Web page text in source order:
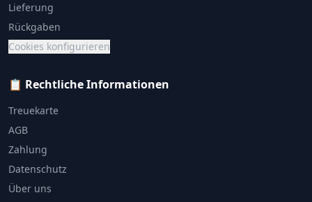
Lieferung
Rückgaben
Cookies konfigurieren
📋 Rechtliche Informationen
Treuekarte
AGB
Zahlung
Datenschutz
Über uns